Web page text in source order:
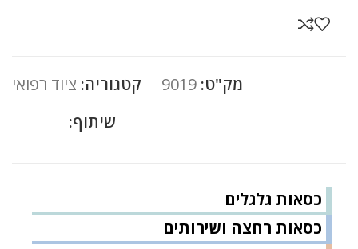
כסאות גלגלים
כסאות רחצה ושירותים
מק"ט: 9019 קטגוריה: ציוד רפואי
שיתוף: